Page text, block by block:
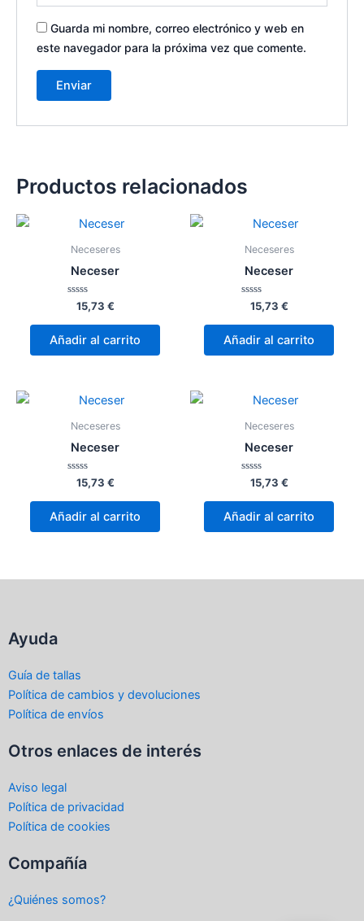
Guarda mi nombre, correo electrónico y web en
este navegador para la próxima vez que comente.
Productos relacionados
Neceseres
Neceser
Valorado
con
0
de
5
15,73 €
Añadir al carrito
Neceseres
Neceser
Valorado
con
0
de
5
15,73 €
Añadir al carrito
Neceseres
Neceser
Valorado
0
de
5
15,73 €
Añadir al carrito
Neceseres
Neceser
Valorado
0
de
5
15,73 €
Añadir al carrito
Ayuda
Guía de tallas
Política de cambios y devoluciones
Política de envíos
Otros enlaces de interés
Aviso legal
Política de privacidad
Política de cookies
Compañía
¿Quiénes somos?